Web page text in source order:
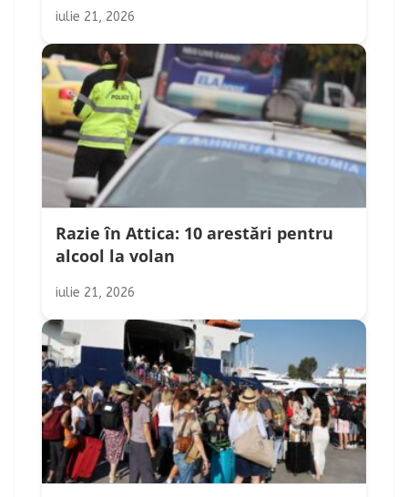
iulie 21, 2026
Razie în Attica: 10 arestări pentru
alcool la volan
iulie 21, 2026